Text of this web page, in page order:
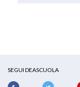
SEGUI DEASCUOLA